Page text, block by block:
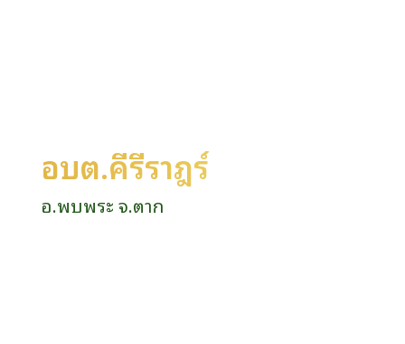
อบต.คีรีราษฎร์
อ.พบพระ จ.ตาก